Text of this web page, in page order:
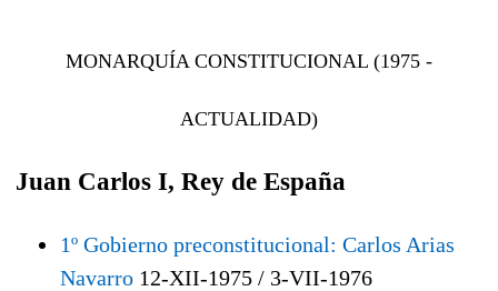
MONARQUÍA CONSTITUCIONAL (1975 -
ACTUALIDAD)
Juan Carlos I, Rey de España
1º Gobierno preconstitucional: Carlos Arias
Navarro 12-XII-1975 / 3-VII-1976